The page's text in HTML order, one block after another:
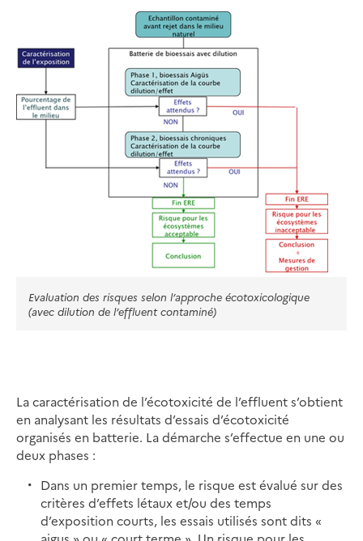
Evaluation des risques selon l’approche écotoxicologique
(avec dilution de l’effluent contaminé)
La caractérisation de l’écotoxicité de l’effluent s’obtient
en analysant les résultats d’essais d’écotoxicité
organisés en batterie. La démarche s’effectue en une ou
deux phases :
Dans un premier temps, le risque est évalué sur des
critères d’effets létaux et/ou des temps
d’exposition courts, les essais utilisés sont dits «